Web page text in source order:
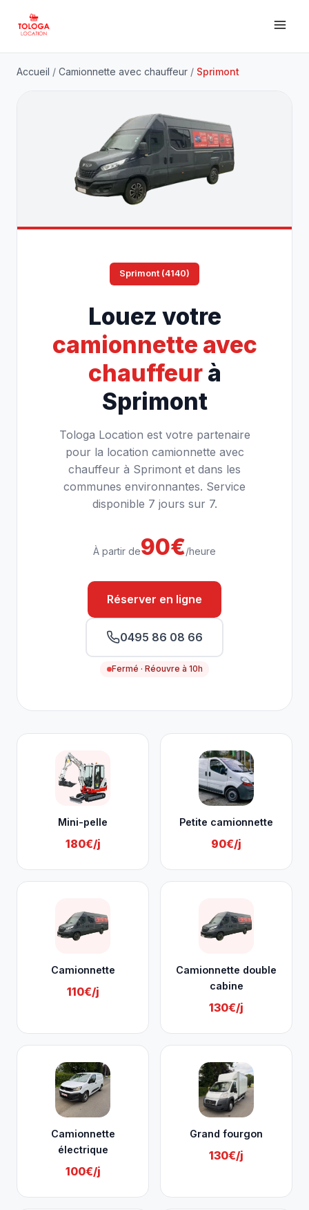
Accueil / Camionnette avec chauffeur / Sprimont
Sprimont (4140)
Louez votre
camionnette avec
chauffeurà
Sprimont
Tologa Location est votre partenaire
pour la location camionnette avec
chauffeur à Sprimont et dans les
communes environnantes. Service
disponible 7 jours sur 7.
À partir de90€/heure
Réserver en ligne
0495 86 08 66
Fermé · Réouvre à 10h
Mini-pelle
180€/j
Petite camionnette
90€/j
Camionnette
110€/j
Camionnette double
cabine
130€/j
Camionnette
électrique
100€/j
Grand fourgon
130€/j